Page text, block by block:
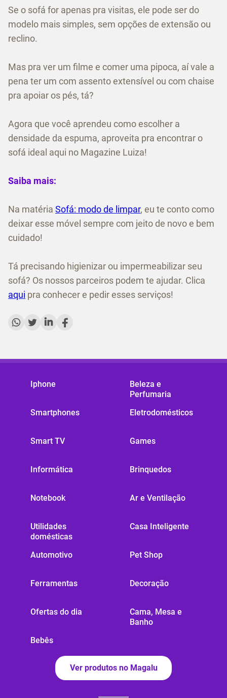
Se o sofá for apenas pra visitas, ele pode ser do
modelo mais simples, sem opções de extensão ou
reclino.
Mas pra ver um filme e comer uma pipoca, aí vale a
pena ter um com assento extensível ou com chaise
pra apoiar os pés, tá?
Agora que você aprendeu como escolher a
densidade da espuma, aproveita pra encontrar o
sofá ideal aqui no Magazine Luiza!
Saiba mais:
Na matéria Sofá: modo de limpar, eu te conto como
deixar esse móvel sempre com jeito de novo e bem
cuidado!
Tá precisando higienizar ou impermeabilizar seu
sofá? Os nossos parceiros podem te ajudar. Clica
aqui pra conhecer e pedir esses serviços!
Iphone
Smartphones
Smart TV
Informática
Notebook
Utilidades
domésticas
Automotivo
Ferramentas
Ofertas do dia
Bebês
Beleza e
Perfumaria
Eletrodomésticos
Games
Brinquedos
Ar e Ventilação
Casa Inteligente
Pet Shop
Decoração
Cama, Mesa e
Banho
Ver produtos no Magalu